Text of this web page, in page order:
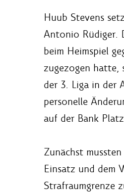
Huub Stevens
Antonio Rüdiger.
beim Heimspiel
zugezogen hatte,
der 3. Liga in der
personelle
auf der Bank
Zunächst
Einsatz und dem
Strafraumgrenze